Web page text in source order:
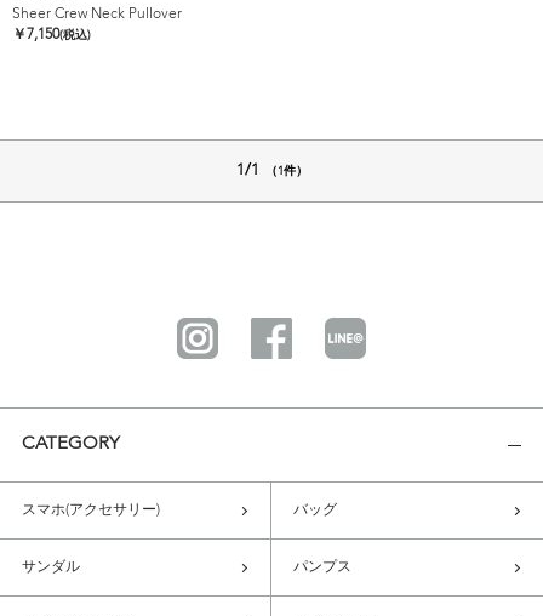
Sheer Crew Neck Pullover
￥ 7,150(税込)
1/1 （1件）
CATEGORY
スマホ(アクセサリー) バッグ
サンダル パンプス